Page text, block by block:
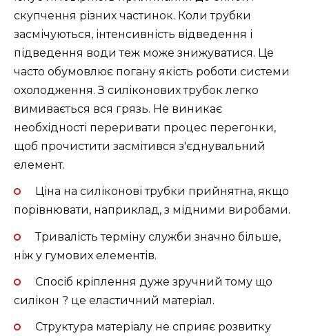
скупчення різних частинок. Коли трубки
засмічуються, інтенсивність відведення і
підведення води теж може знижуватися. Це
часто обумовлює погану якість роботи системи
охолодження. З силіконових трубок легко
вимивається вся грязь. Не виникає
необхідності переривати процес перегонки,
щоб прочистити засмітився з'єднувальний
елемент.
Ціна на силіконові трубки прийнятна, якщо
порівнювати, наприклад, з мідними виробами.
Тривалість терміну служби значно більше,
ніж у гумових елементів.
Спосіб кріплення дуже зручний тому що
силікон ? це еластичний матеріал.
Структура матеріалу не сприяє розвитку